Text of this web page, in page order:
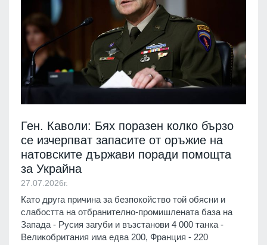
Ген. Каволи: Бях поразен колко бързо
се изчерпват запасите от оръжие на
натовските държави поради помощта
за Украйна
27.07.2026г.
Като друга причина за безпокойство той обясни и
слабостта на отбранително-промишлената база на
Запада - Русия загуби и възстанови 4 000 танка -
Великобритания има едва 200, Франция - 220